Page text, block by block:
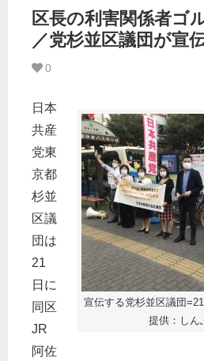
区長の利害関係者ゴ
／党杉並区議団が宣
0
宣伝する党杉並区議団
提供：しん
日本
共産
党東
京都
杉並
区議
団は
21
日に
同区
JR
阿佐